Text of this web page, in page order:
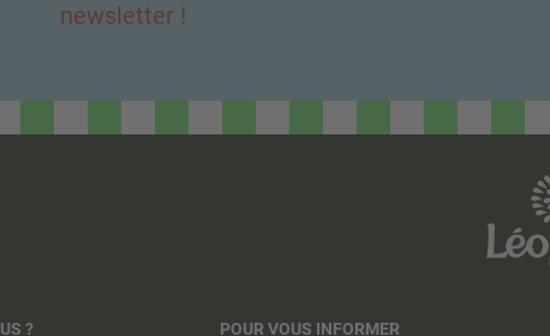
newsletter !
? POUR VOUS INFORMER